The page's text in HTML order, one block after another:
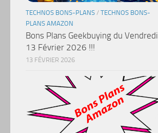
TECHNOS BONS-PLANS / TECHNOS BONS-
PLANS AMAZON
Bons Plans Geekbuying du Vendredi
13 Février 2026 !!!
13 FÉVRIER 2026